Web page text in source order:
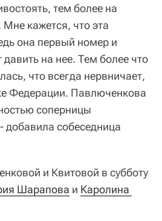
тем более на
кажется, что эта
она первый номер и
на нее. Тем более что
что всегда нервничает,
Федерации. Павлюченкова
соперницы
добавила собеседница
и Квитовой в субботу
Шарапова и Каролина